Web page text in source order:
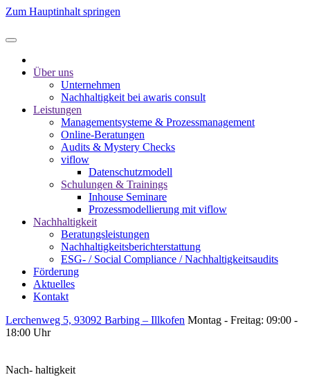
Zum Hauptinhalt springen
Über uns
Unternehmen
Nachhaltigkeit bei awaris consult
Leistungen
Management­systeme & Prozess­management
Online-Beratungen
Audits & Mystery Checks
viflow
Datenschutzmodell
Schulungen & Trainings
Inhouse Seminare
Prozessmodellierung mit viflow
Nachhaltigkeit
Beratungsleistungen
Nachhaltigkeitsberichterstattung
ESG- / Social Compliance / Nachhaltigkeitsaudits
Förderung
Aktuelles
Kontakt
Lerchenweg 5, 93092 Barbing – Illkofen Montag - Freitag: 09:00 -
18:00 Uhr
Nach- haltigkeit